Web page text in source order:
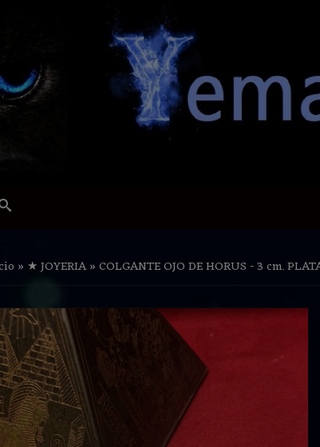
» ★ JOYERIA»COLGANTE OJO DE HORUS - 3 cm.